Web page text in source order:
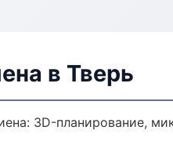
в Тверь
3D-планирование,